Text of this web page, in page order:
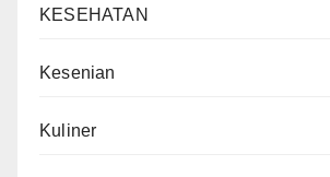
KESEHATAN
Kesenian
Kuliner